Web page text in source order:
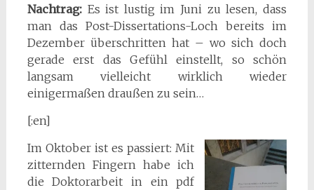
Nachtrag:Es ist lustig im Juni zu lesen, dass
man das Post-Dissertations-Loch bereits im
Dezember überschritten hat – wo sich doch
gerade erst das Gefühl einstellt, so schön
langsam vielleicht wirklich wieder
einigermaßen draußen zu sein…
[:en]
Im Oktober ist es passiert: Mit
zitternden Fingern habe ich
die Doktorarbeit in ein pdf